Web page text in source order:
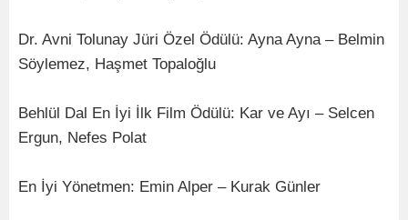
Dr. Avni Tolunay Jüri Özel Ödülü: Ayna Ayna – Belmin
Söylemez, Haşmet Topaloğlu
Behlül Dal En İyi İlk Film Ödülü: Kar ve Ayı – Selcen
Ergun, Nefes Polat
En İyi Yönetmen: Emin Alper – Kurak Günler